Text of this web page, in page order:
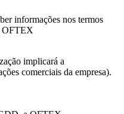
informações nos termos
OFTEX
implicará a
comerciais da empresa).